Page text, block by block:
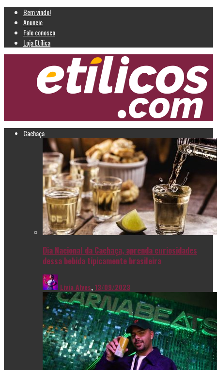
Bem vindo!
Anuncie
Fale conosco
Loja Etílica
Cachaça
Dia Nacional da Cachaça, aprenda curiosidades
dessa bebida tipicamente brasileira
Livia Alves,13/09/2023